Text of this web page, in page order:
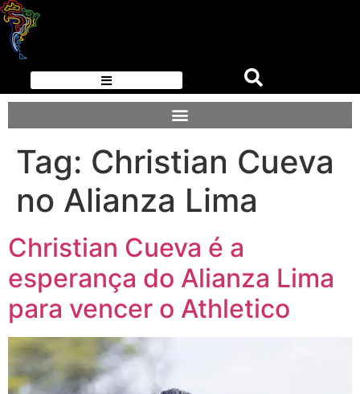
Tag: Christian Cueva
no Alianza Lima
Christian Cueva é a
esperança do Alianza Lima
para vencer o Athletico